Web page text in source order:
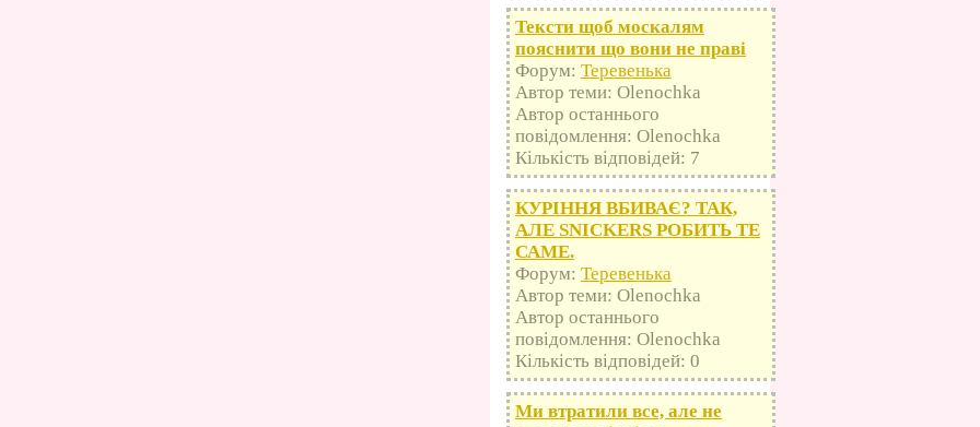
Тексти щоб москалям
пояснити що вони не праві
Форум: Теревенька
Автор теми: Olenochka
Автор останнього
повідомлення: Olenochka
Кількість відповідей: 7
КУРІННЯ ВБИВАЄ? ТАК,
АЛЕ SNICKERS РОБИТЬ ТЕ
САМЕ.
Форум: Теревенька
Автор теми: Olenochka
Автор останнього
повідомлення: Olenochka
Кількість відповідей: 0
Ми втратили все, але не